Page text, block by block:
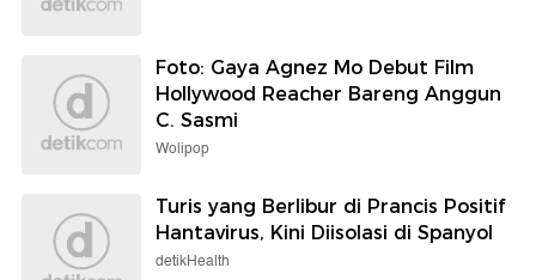
Foto: Gaya Agnez Mo Debut Film
Hollywood Reacher Bareng Anggun
C. Sasmi
Wolipop
Turis yang Berlibur di Prancis Positif
Hantavirus, Kini Diisolasi di Spanyol
detikHealth